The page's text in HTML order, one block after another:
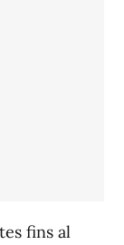
fins al